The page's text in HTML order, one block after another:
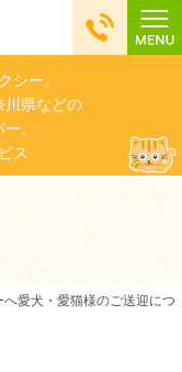
シー。
川県などの
。
ス
愛犬・愛猫様のご送迎につ